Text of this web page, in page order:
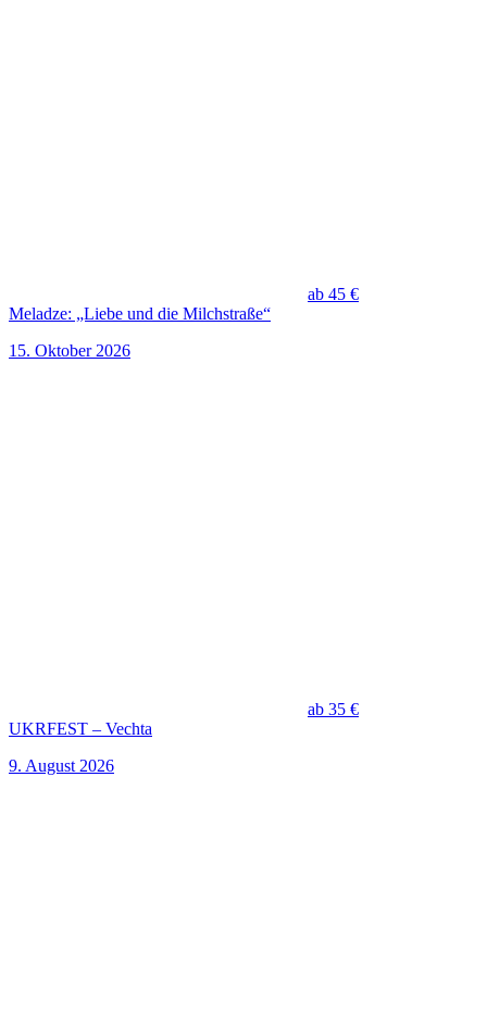
ab 45 €
Meladze: „Liebe und die Milchstraße“
15. Oktober 2026
ab 35 €
UKRFEST – Vechta
9. August 2026